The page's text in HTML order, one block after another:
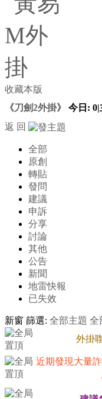
收藏本版
《刀劍2外掛》
今日: 0|
返 回
全部
原創
轉貼
發問
建議
申訴
分享
討論
其他
公告
新聞
地雷快報
已失效
新窗 篩選: 全部主題 全
外掛
近期發現大量